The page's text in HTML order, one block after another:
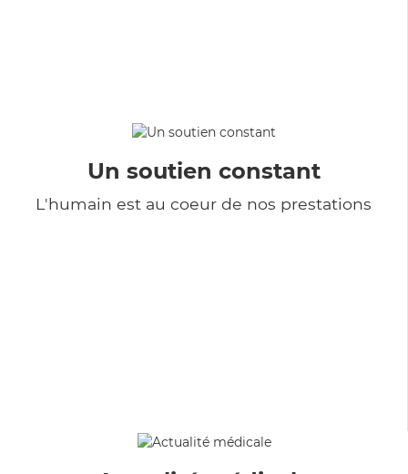
Un soutien constant
L'humain est au coeur de nos prestations